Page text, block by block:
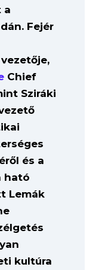
a
Fejér
Chief
Sziráki
és a
ható
Lemák
kultúra